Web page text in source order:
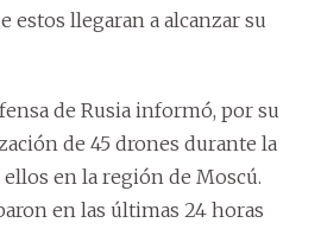
estos llegaran a alcanzar su
de Rusia informó, por su
de 45 drones durante la
ellos en la región de Moscú.
en las últimas 24 horas